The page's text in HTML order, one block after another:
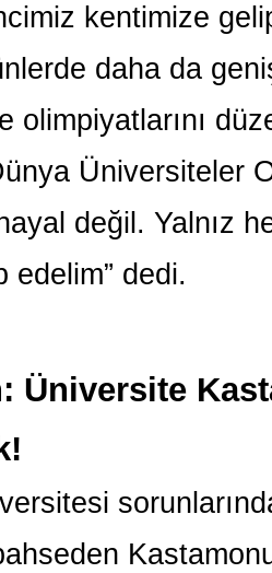
kentimize
daha da
olimpiyatlarını
Üniversiteler
değil. Yalnız
edelim” dedi.
Üniversite